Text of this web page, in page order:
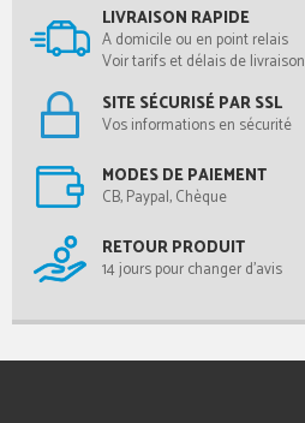
LIVRAISON RAPIDE
A domicile ou en point relais
Voir tarifs et délais de livraison
SITE SÉCURISÉ PAR SSL
Vos informations en sécurité
MODES DE PAIEMENT
CB, Paypal, Chèque
RETOUR PRODUIT
14 jours pour changer d'avis